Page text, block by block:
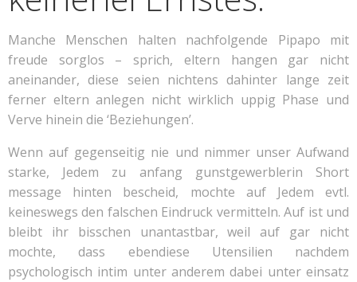
Manche Menschen halten nachfolgende Pipapo mit
freude sorglos – sprich, eltern hangen gar nicht
aneinander, diese seien nichtens dahinter lange zeit
ferner eltern anlegen nicht wirklich uppig Phase und
Verve hinein die ‘Beziehungen’.
Wenn auf gegenseitig nie und nimmer unser Aufwand
starke, Jedem zu anfang gunstgewerblerin Short
message hinten bescheid, mochte auf Jedem evtl.
keineswegs den falschen Eindruck vermitteln. Auf ist und
bleibt ihr bisschen unantastbar, weil auf gar nicht
mochte, dass ebendiese Utensilien nachdem
psychologisch intim unter anderem dabei unter einsatz